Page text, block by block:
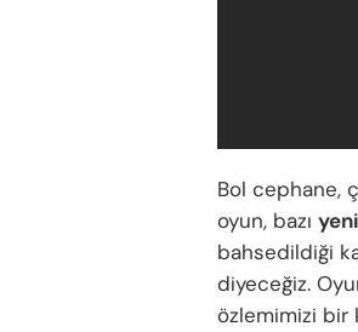
Bol cephane,
oyun, bazı
bahsedildiği
diyeceğiz.
özlemimizi bir